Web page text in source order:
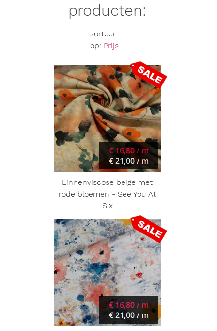
producten:
sorteer
op: Prijs
€ 16,80 / m
€ 21,00 / m
Linnenviscose beige met
rode bloemen - See You At
Six
€ 16,80 / m
€ 21,00 / m